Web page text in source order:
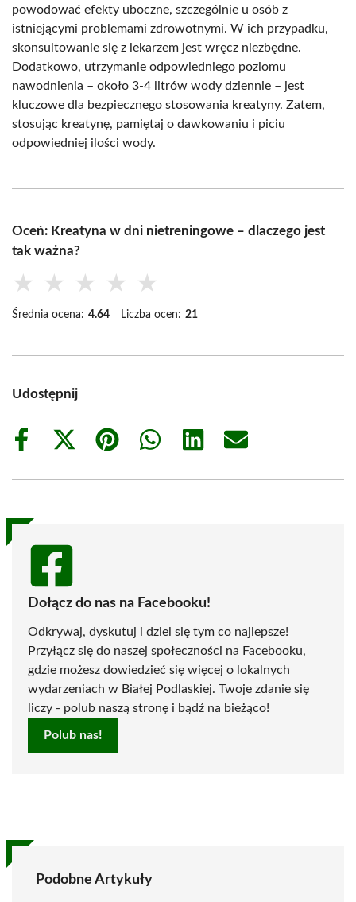
powodować efekty uboczne, szczególnie u osób z
istniejącymi problemami zdrowotnymi. W ich przypadku,
skonsultowanie się z lekarzem jest wręcz niezbędne.
Dodatkowo, utrzymanie odpowiedniego poziomu
nawodnienia – około 3-4 litrów wody dziennie – jest
kluczowe dla bezpiecznego stosowania kreatyny. Zatem,
stosując kreatynę, pamiętaj o dawkowaniu i piciu
odpowiedniej ilości wody.
Oceń: Kreatyna w dni nietreningowe – dlaczego jest
tak ważna?
★ ★ ★ ★ ★
Średnia ocena: 4.64 Liczba ocen: 21
Udostępnij
Share
Share
(Twitter)
Share
Share
Share
Share
Dołącz do nas na Facebooku!
Odkrywaj, dyskutuj i dziel się tym co najlepsze!
Przyłącz się do naszej społeczności na Facebooku,
gdzie możesz dowiedzieć się więcej o lokalnych
wydarzeniach w Białej Podlaskiej. Twoje zdanie się
liczy - polub naszą stronę i bądź na bieżąco!
Polub nas!
Podobne Artykuły